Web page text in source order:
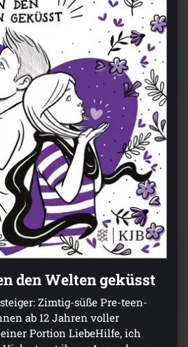
den Welten geküsst
Zimtig-süße Pre-teen-
ab 12 Jahren voller
Portion LiebeHilfe, ich